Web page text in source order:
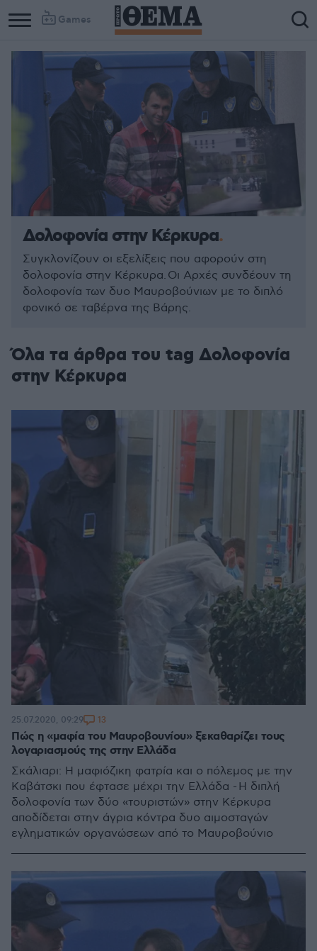
Games
Δολοφονία στην Κέρκυρα
Συγκλονίζουν οι εξελίξεις που αφορούν στη
δολοφονία στην Κέρκυρα. Οι Αρχές συνδέουν τη
δολοφονία των δυο Μαυροβούνιων με το διπλό
φονικό σε ταβέρνα της Βάρης.
Όλα τα άρθρα του tag Δολοφονία
στην Κέρκυρα
Πώς η «μαφία του Μαυροβουνίου» ξεκαθαρίζει τους
λογαριασμούς της στην Ελλάδα
Σκάλιαρι: Η μαφιόζικη φατρία και ο πόλεμος με την
Καβάτσκι που έφτασε μέχρι την Ελλάδα - Η διπλή
δολοφονία των δύο «τουριστών» στην Κέρκυρα
αποδίδεται στην άγρια κόντρα δυο αιμοσταγών
εγληματικών οργανώσεων από το Μαυροβούνιο
25.07.2020, 09:29 13